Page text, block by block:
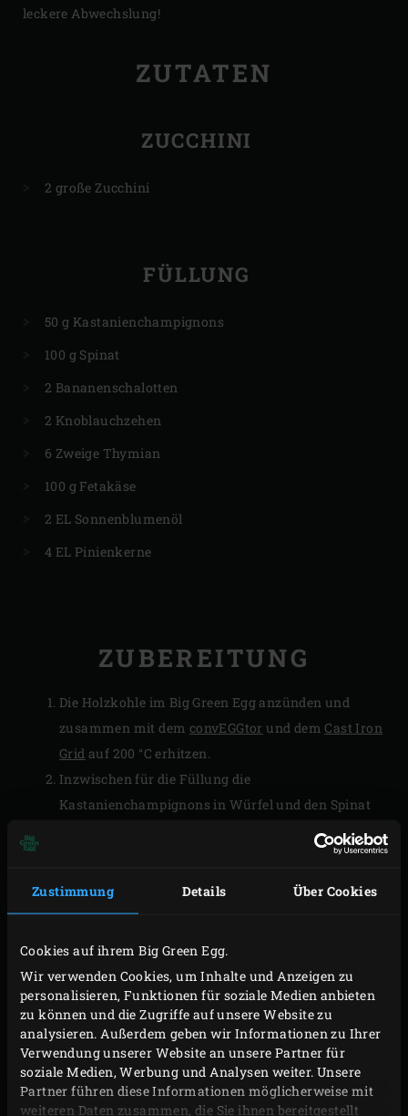
Zustimmung Details Über Cookies
Cookies auf ihrem Big Green Egg.
Wir verwenden Cookies, um Inhalte und Anzeigen zu
personalisieren, Funktionen für soziale Medien anbieten
zu können und die Zugriffe auf unsere Website zu
analysieren. Außerdem geben wir Informationen zu Ihrer
Verwendung unserer Website an unsere Partner für
soziale Medien, Werbung und Analysen weiter. Unsere
Partner führen diese Informationen möglicherweise mit
weiteren Daten zusammen, die Sie ihnen bereitgestellt
leckere Abwechslung!
ZUTATEN
ZUCCHINI
2 große Zucchini
FÜLLUNG
50 g Kastanienchampignons
100 g Spinat
2 Bananenschalotten
2 Knoblauchzehen
6 Zweige Thymian
100 g Fetakäse
2 EL Sonnenblumenöl
4 EL Pinienkerne
ZUBEREITUNG
Die Holzkohle im Big Green Egg anzünden und
zusammen mit dem convEGGtor und demCast Iron
Grid auf 200 °C erhitzen.
Inzwischen für die Füllung die
Kastanienchampignons in Würfel und den Spinat
fein schneiden. Die Bananenschalotten und den
Blättchen des Thymians abzupfen und fein hacken,
Das Sonnenblumenöl imCast Iron Dutch Oven
dem Rost des EGGs erhitzen. Die
Kastanienchampignons zugeben und in einigen
Minuten goldbraun braten. Nun den fein
geschnittenen Spinat, die Schalotten, den
Knoblauch und die Pinienkerne hineinrühren und
braten, bis der Spinat eingesunken ist, dann das